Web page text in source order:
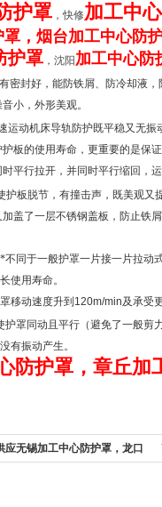
护罩 ，快修加工中
，烟台加工中心防
护罩 ，沈阳 加工中心防
密封好，能防铁屑、防冷却液，
小，外形美观。
运动机床导轨防护既平稳又无振
板的使用寿命，更重要的是保证
平行拉开，并同时平行缩回，运
护板脱节，有撞击声，既美观又
盖了一层不锈钢盖板，防止铁
同于一般护罩一片接一片拉动
使用寿命。
移动速度升到 120m/min及承受
护罩同动且平行（避免了一般剪
有振动产生。
防护罩，章丘加
应无锡加工中心防护罩，龙口